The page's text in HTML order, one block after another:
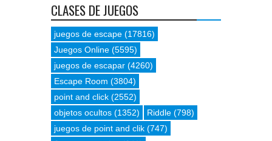
CLASES DE JUEGOS
juegos de escape (17816)
Juegos Online (5595)
juegos de escapar (4260)
Escape Room (3804)
point and click (2552)
objetos ocultos (1352) Riddle (798)
juegos de point and clik (747)